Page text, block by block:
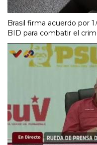
Brasil firma acuerdo por
BID para combatir el